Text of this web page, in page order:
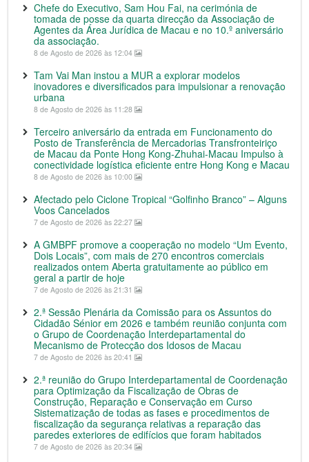
Chefe do Executivo, Sam Hou Fai, na cerimónia de
tomada de posse da quarta direcção da Associação de
Agentes da Área Jurídica de Macau e no 10.º aniversário
da associação.
8 de Agosto de 2026 às 12:04
Tam Vai Man instou a MUR a explorar modelos
inovadores e diversificados para impulsionar a renovação
urbana
8 de Agosto de 2026 às 11:28
Terceiro aniversário da entrada em Funcionamento do
Posto de Transferência de Mercadorias Transfronteiriço
de Macau da Ponte Hong Kong-Zhuhai-Macau Impulso à
conectividade logística eficiente entre Hong Kong e Macau
8 de Agosto de 2026 às 10:00
Afectado pelo Ciclone Tropical “Golfinho Branco” – Alguns
Voos Cancelados
7 de Agosto de 2026 às 22:27
A GMBPF promove a cooperação no modelo “Um Evento,
Dois Locais”, com mais de 270 encontros comerciais
realizados ontem Aberta gratuitamente ao público em
geral a partir de hoje
7 de Agosto de 2026 às 21:31
2.ª Sessão Plenária da Comissão para os Assuntos do
Cidadão Sénior em 2026 e também reunião conjunta com
o Grupo de Coordenação Interdepartamental do
Mecanismo de Protecção dos Idosos de Macau
7 de Agosto de 2026 às 20:41
2.ª reunião do Grupo Interdepartamental de Coordenação
para Optimização da Fiscalização de Obras de
Construção, Reparação e Conservação em Curso
Sistematização de todas as fases e procedimentos de
fiscalização da segurança relativas a reparação das
paredes exteriores de edifícios que foram habitados
7 de Agosto de 2026 às 20:34